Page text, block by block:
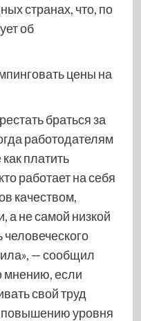
странах, что, по
об
цены на
браться за
работодателям
платить
работает на себя
качеством,
а не самой низкой
— сообщил
мнению, если
свой труд
повышению уровня